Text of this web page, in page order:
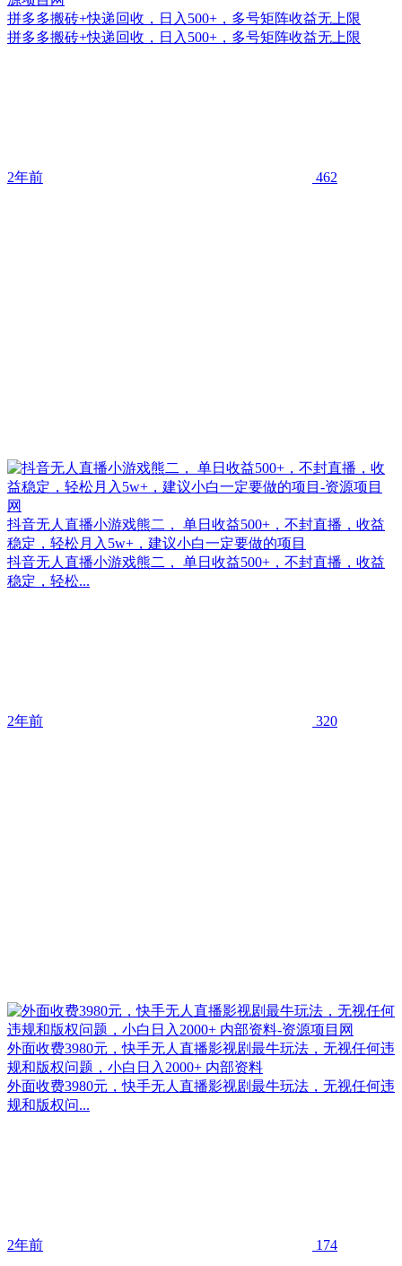
拼多多搬砖+快递回收，日入500+，多号矩阵收益无上限
拼多多搬砖+快递回收，日入500+，多号矩阵收益无上限
2年前 462
抖音无人直播小游戏熊二， 单日收益500+，不封直播，收益
稳定，轻松月入5w+，建议小白一定要做的项目
抖音无人直播小游戏熊二， 单日收益500+，不封直播，收益
稳定，轻松...
2年前 320
外面收费3980元，快手无人直播影视剧最牛玩法，无视任何违
规和版权问题，小白日入2000+ 内部资料
外面收费3980元，快手无人直播影视剧最牛玩法，无视任何违
规和版权问...
2年前 174